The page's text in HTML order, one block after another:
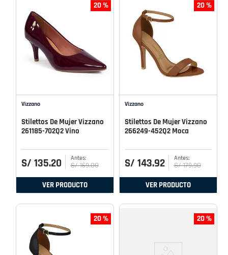
20 %
Vizzano
Stilettos De Mujer Vizzano
261185-702Q2 Vino
S/ 135.20 S/ 169.00
VER PRODUCTO
20 %
Vizzano
Stilettos De Mujer Vizzano
266249-452Q2 Moca
S/ 143.92 S/ 179.90
VER PRODUCTO
20 % 20 %